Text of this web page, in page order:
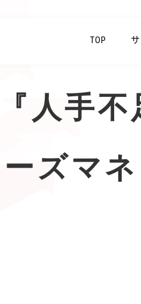
TOP
人手
ズマ